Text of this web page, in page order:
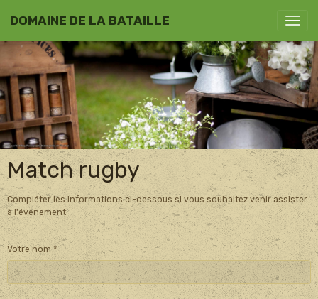
DOMAINE DE LA BATAILLE
Match rugby
Compléter les informations ci-dessous si vous souhaitez venir assister
à l'évenement
Votre nom